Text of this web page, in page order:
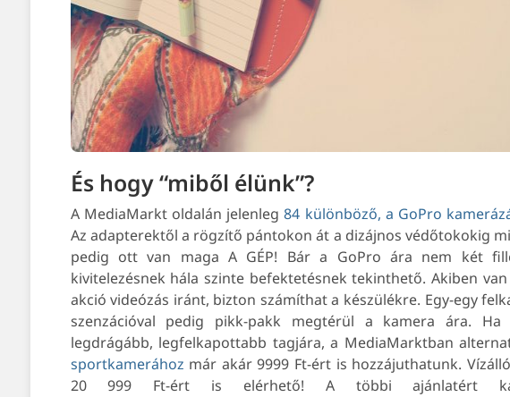
És hogy “miből élünk”?
A MediaMarkt oldalán jelenleg 84 különböző, a GoPro
Az adapterektől a rögzítő pántokon át a dizájnos védőtokokig
pedig ott van maga A GÉP! Bár a GoPro ára nem két
kivitelezésnek hála szinte befektetésnek tekinthető. Akiben
akció videózás iránt, bizton számíthat a készülékre. Egy-egy
szenzációval pedig pikk-pakk megtérül a kamera ára. Ha
legdrágább, legfelkapottabb tagjára, a MediaMarktban
sportkamerához már akár 9999 Ft-ért is hozzájuthatunk.
20 999 Ft-ért is elérhető! A többi ajánlatért